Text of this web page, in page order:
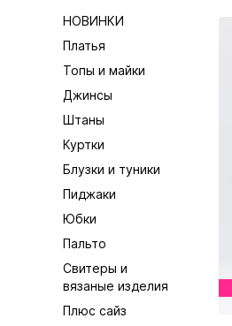
НОВИНКИ
Платья
Топы и майки
Джинсы
Штаны
Куртки
Блузки и туники
Пиджаки
Юбки
Пальто
Свитеры и
вязаные изделия
Плюс сайз